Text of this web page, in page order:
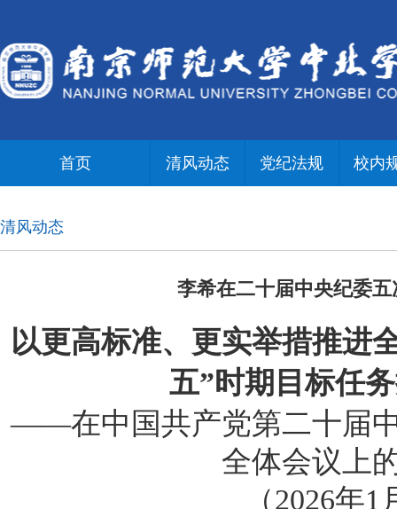
首页 清风动态 党纪法规 校内
清风动态
李希在二十届中央纪委
以更高标准、更实举措推进
五”时期目标任
——在中国共产党第二十届
全体会议上
（2026年